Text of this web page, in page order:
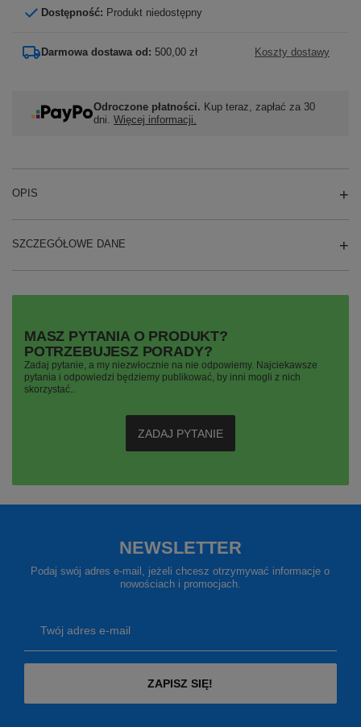
Dostępność: Produkt niedostępny
Darmowa dostawa od: 500,00 zł Koszty dostawy
Odroczone płatności. Kup teraz, zapłać za 30
dni. Więcej informacji.
OPIS
SZCZEGÓŁOWE DANE
MASZ PYTANIA O PRODUKT?
POTRZEBUJESZ PORADY?
Zadaj pytanie, a my niezwłocznie na nie odpowiemy. Najciekawsze
pytania i odpowiedzi będziemy publikować, by inni mogli z nich
skorzystać..
ZADAJ PYTANIE
NEWSLETTER
Podaj swój adres e-mail, jeżeli chcesz otrzymywać informacje o
nowościach i promocjach.
Twój adres e-mail
ZAPISZ SIĘ!